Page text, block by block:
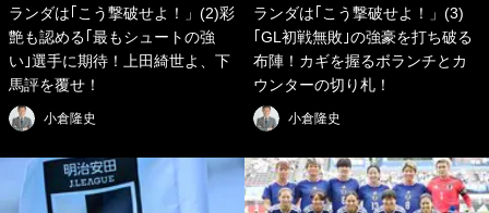
ランダは｢こう撃破せよ！」(2)彩
艶も認める｢最もシュートの強
い｣選手に期待！上田綺世よ、下
馬評を覆せ！
小倉隆史
ランダは｢こう撃破せよ！」(3)
｢GL初戦無敗｣の強豪を打ち破る
布陣！カギを握るボランチとカ
ウンターの切り札！
小倉隆史